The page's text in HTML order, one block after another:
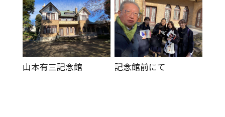
山本有三記念館 記念館前にて